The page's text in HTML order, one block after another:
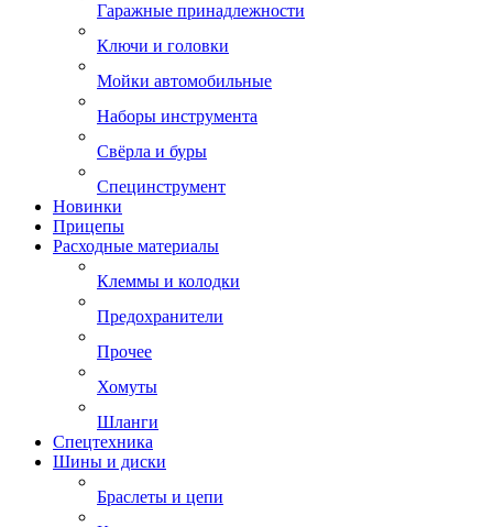
Гаражные принадлежности
Ключи и головки
Мойки автомобильные
Наборы инструмента
Свёрла и буры
Специнструмент
Новинки
Прицепы
Расходные материалы
Клеммы и колодки
Предохранители
Прочее
Хомуты
Шланги
Спецтехника
Шины и диски
Браслеты и цепи